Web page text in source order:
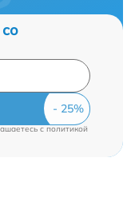
cполитикой